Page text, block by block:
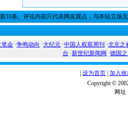
新10条。评论内容只代表网友观点，与本站立场
笔会 ·争鸣动向 ·大纪元 ·中国人权双周刊 ·北京之
台 ·新世纪新闻网 ·德国
设为首页 加入
Copyright ©
网址